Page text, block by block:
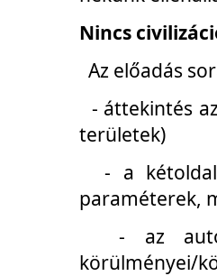
Nincs
Az előadás
- áttekintés
területek)
- a kétoldali
paraméterek,
- az
körülményei/